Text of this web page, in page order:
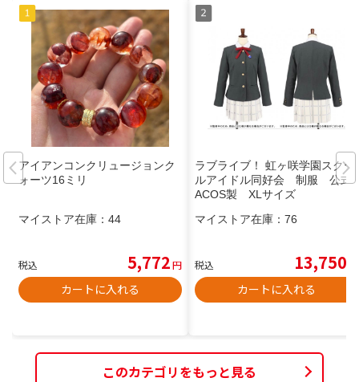
アイアンコンクリュージョンク
ォーツ16ミリ
マイストア在庫： 44
税込 5,772円
カートに入れる
ラブライブ！ 虹ヶ咲学園スクー
ルアイドル同好会 制服 公式
ACOS製 XLサイズ
マイストア在庫： 76
税込 13,750
カートに入れる
このカテゴリをもっと見る